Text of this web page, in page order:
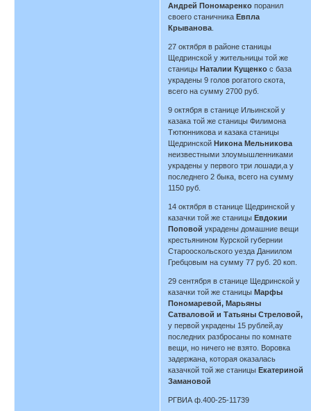
Андрей Пономаренко поранил
своего станичникаЕвпла
Крыванова
27 октября в районе станицы
Щедринской у жительницы той же
станицыНаталии Кущенко с база
украдены 9 голов рогатого скота,
всего на сумму 2700 руб.
9 октября в станице Ильинской у
казака той же станицы Филимона
Тютюнникова и казака станицы
ЩедринскойНикона Мельникова
неизвестными злоумышленниками
украдены у первого три лошади,а у
последнего 2 быка, всего на сумму
1150 руб.
14 октября в станице Щедринской у
казачки той же станицыЕвдокии
Поповой украдены домашние вещи
крестьянином Курской губернии
Старооскольского уезда Даниилом
Гребцовым на сумму 77 руб. 20 коп.
29 сентября в станице Щедринской у
казачки той же станицыМарфы
Пономаревой, Марьяны
Сатваловой и Татьяны Стреловой,
у первой украдены 15 рублей,ау
последних разбросаны по комнате
вещи, но ничего не взято. Воровка
задержана, которая оказалась
казачкой той же станицыЕкатериной
Замановой
РГВИА ф.400-25-11739